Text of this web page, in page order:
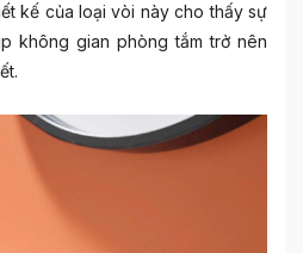
kế của loại vòi này cho thấy sự
không gian phòng tắm trở nên